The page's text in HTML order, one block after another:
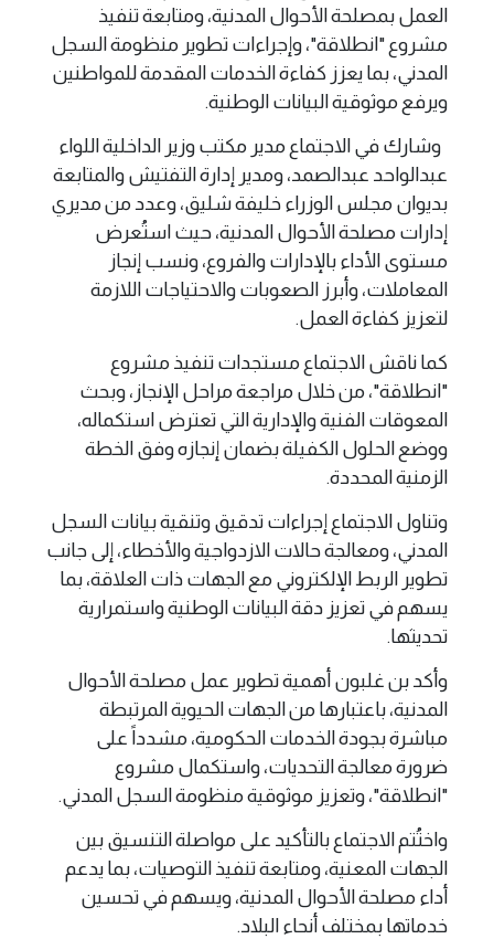
العمل بمصلحة الأحوال المدنية، ومتابعة تنفيذ
مشروع "انطلاقة"، وإجراءات تطوير منظومة السجل
المدني، بما يعزز كفاءة الخدمات المقدمة للمواطنين
ويرفع موثوقية البيانات الوطنية.
وشارك في الاجتماع مدير مكتب وزير الداخلية اللواء
عبدالواحد عبدالصمد، ومدير إدارة التفتيش والمتابعة
بديوان مجلس الوزراء خليفة شليق، وعدد من مديري
إدارات مصلحة الأحوال المدنية، حيث استُعرض
مستوى الأداء بالإدارات والفروع، ونسب إنجاز
المعاملات، وأبرز الصعوبات والاحتياجات اللازمة
لتعزيز كفاءة العمل.
كما ناقش الاجتماع مستجدات تنفيذ مشروع
"انطلاقة"، من خلال مراجعة مراحل الإنجاز، وبحث
المعوقات الفنية والإدارية التي تعترض استكماله،
ووضع الحلول الكفيلة بضمان إنجازه وفق الخطة
الزمنية المحددة.
وتناول الاجتماع إجراءات تدقيق وتنقية بيانات السجل
المدني، ومعالجة حالات الازدواجية والأخطاء، إلى جانب
تطوير الربط الإلكتروني مع الجهات ذات العلاقة، بما
يسهم في تعزيز دقة البيانات الوطنية واستمرارية
تحديثها.
وأكد بن غلبون أهمية تطوير عمل مصلحة الأحوال
المدنية، باعتبارها من الجهات الحيوية المرتبطة
مباشرة بجودة الخدمات الحكومية، مشدداً على
ضرورة معالجة التحديات، واستكمال مشروع
"انطلاقة"، وتعزيز موثوقية منظومة السجل المدني.
واختُتم الاجتماع بالتأكيد على مواصلة التنسيق بين
الجهات المعنية، ومتابعة تنفيذ التوصيات، بما يدعم
أداء مصلحة الأحوال المدنية، ويسهم في تحسين
خدماتها بمختلف أنحاء البلاد.